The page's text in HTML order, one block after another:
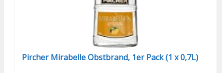
Pircher Mirabelle Obstbrand, 1er Pack (1 x 0,7L)